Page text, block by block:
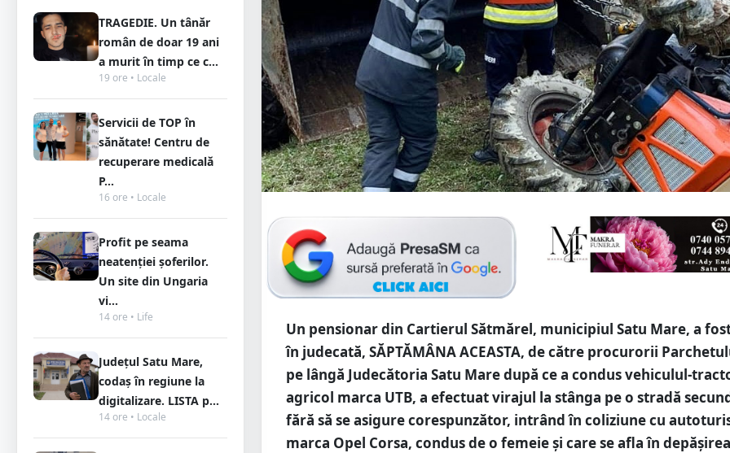
TRAGEDIE. Un tânăr
român de doar 19 ani
a murit în timp ce c...
19 ore • Locale
Servicii de TOP în
sănătate! Centru de
recuperare medicală
P...
16 ore • Locale
Profit pe seama
neatenției șoferilor.
Un site din Ungaria
vi...
14 ore • Life
Județul Satu Mare,
codaș în regiune la
digitalizare. LISTA p...
14 ore • Locale
Un pensionar din Cartierul Sătmărel, municipiul Satu Mare, a
în judecată, SĂPTĂMÂNA ACEASTA, de către procurorii
pe lângă Judecătoria Satu Mare după ce a condus vehiculul-
agricol marca UTB, a efectuat virajul la stânga pe o stradă
fără să se asigure corespunzător, intrând în coliziune cu
marca Opel Corsa, condus de o femeie și care se afla în depășirea